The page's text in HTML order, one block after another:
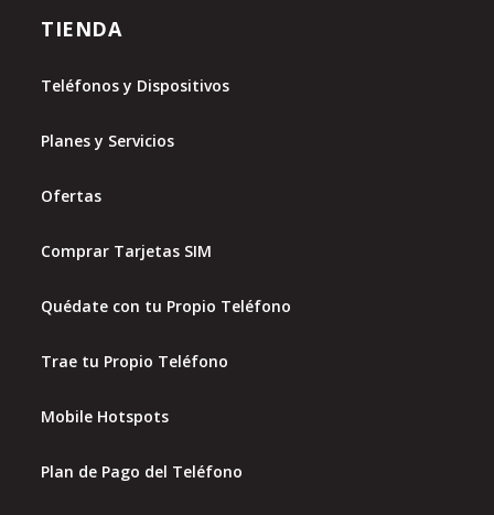
TIENDA
Teléfonos y Dispositivos
Planes y Servicios
Ofertas
Comprar Tarjetas SIM
Quédate con tu Propio Teléfono
Trae tu Propio Teléfono
Mobile Hotspots
Plan de Pago del Teléfono